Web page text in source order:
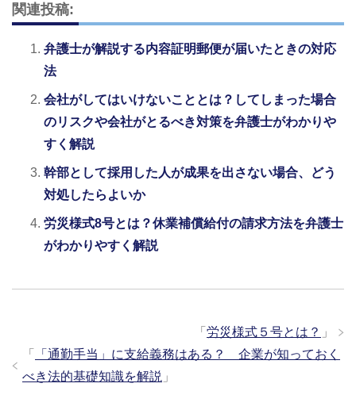
関連投稿:
弁護士が解説する内容証明郵便が届いたときの対応
法
会社がしてはいけないこととは？してしまった場合
のリスクや会社がとるべき対策を弁護士がわかりや
すく解説
幹部として採用した人が成果を出さない場合、どう
対処したらよいか
労災様式8号とは？休業補償給付の請求方法を弁護士
がわかりやすく解説
「 労災様式５号とは？ 」
「
「通勤手当」に支給義務はある？ 企業が知っておく
べき法的基礎知識を解説 」